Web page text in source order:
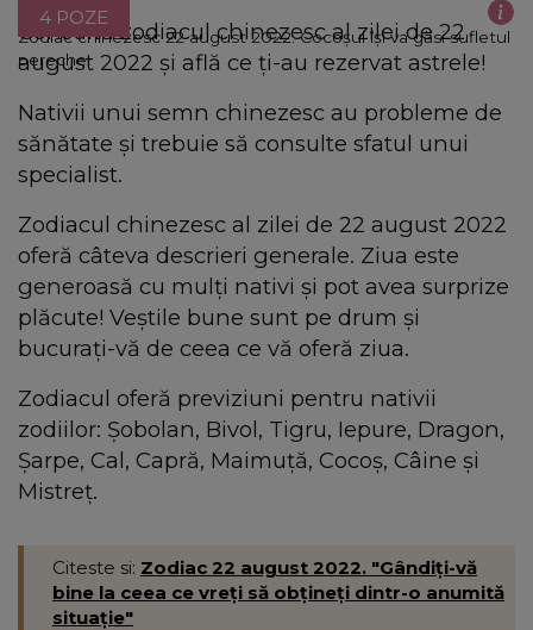
Zodiac chinezesc 22 august 2022. Cocoșul își va găsi sufletul
pereche!
4 POZE
Consultă zodiacul chinezesc al zilei de 22
august 2022 şi află ce ţi-au rezervat astrele!
Nativii unui semn chinezesc au probleme de
sănătate și trebuie să consulte sfatul unui
specialist.
Zodiacul chinezesc al zilei de 22 august 2022
oferă câteva descrieri generale. Ziua este
generoasă cu mulți nativi şi pot avea surprize
plăcute! Veștile bune sunt pe drum şi
bucurați-vă de ceea ce vă oferă ziua.
Zodiacul oferă previziuni pentru nativii
zodiilor: Șobolan, Bivol, Tigru, Iepure, Dragon,
Șarpe, Cal, Capră, Maimuță, Cocoș, Câine şi
Mistreț.
Citeste si: Zodiac 22 august 2022. "Gândiți-vă
bine la ceea ce vreți să obțineți dintr-o anumită
situație"